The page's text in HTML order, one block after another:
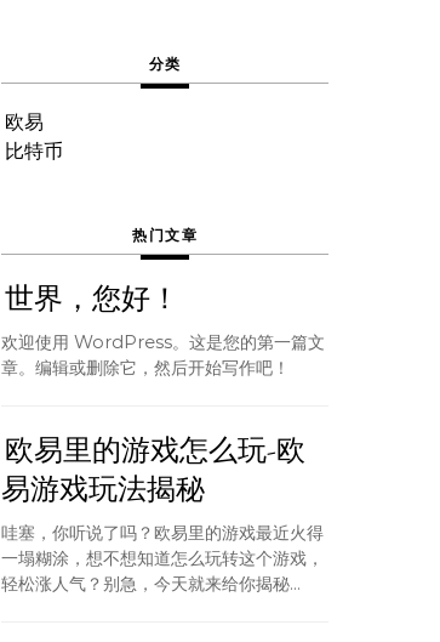
分类
欧易
比特币
热门文章
世界，您好！
欢迎使用 WordPress。这是您的第一篇文
章。编辑或删除它，然后开始写作吧！
欧易里的游戏怎么玩-欧
易游戏玩法揭秘
哇塞，你听说了吗？欧易里的游戏最近火得
一塌糊涂，想不想知道怎么玩转这个游戏，
轻松涨人气？别急，今天就来给你揭秘...